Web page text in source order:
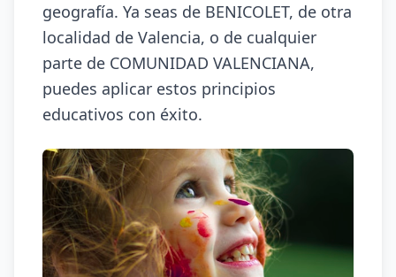
geografía. Ya seas de BENICOLET, de otra
localidad de Valencia, o de cualquier
parte de COMUNIDAD VALENCIANA,
puedes aplicar estos principios
educativos con éxito.